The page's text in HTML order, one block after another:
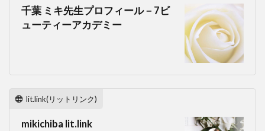
千葉 ミキ先生プロフィール－7ビ
ューティーアカデミー
lit.link(リットリンク)
mikichiba lit.link